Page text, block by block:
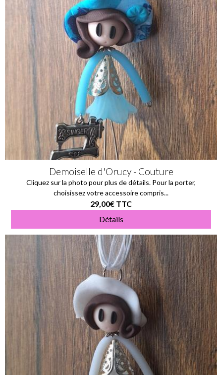
Demoiselle d'Orucy - Couture
Cliquez sur la photo pour plus de détails. Pour la porter,
choisissez votre accessoire compris...
29,00€ TTC
Détails